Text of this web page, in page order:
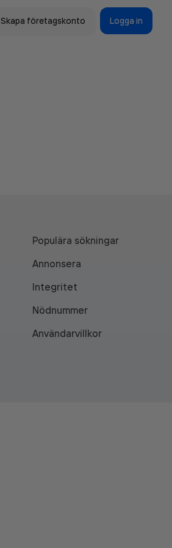
Skapa företagskonto Logga in
Populära sökningar
Annonsera
Integritet
Nödnummer
Användarvillkor